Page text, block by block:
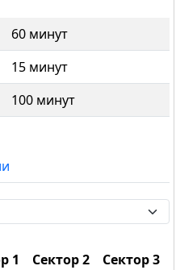
60 минут
15 минут
100 минут
1 Сектор 2 Сектор 3